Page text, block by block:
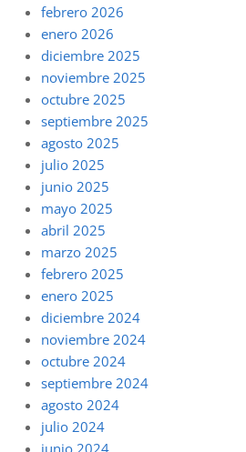
febrero 2026
enero 2026
diciembre 2025
noviembre 2025
octubre 2025
septiembre 2025
agosto 2025
julio 2025
junio 2025
mayo 2025
abril 2025
marzo 2025
febrero 2025
enero 2025
diciembre 2024
noviembre 2024
octubre 2024
septiembre 2024
agosto 2024
julio 2024
junio 2024